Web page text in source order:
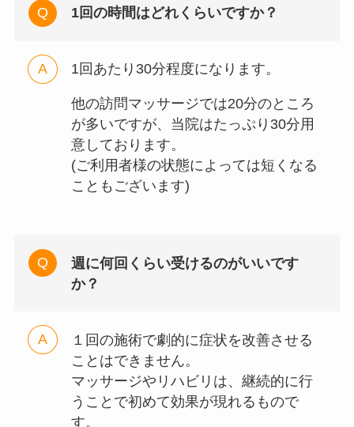
1回の時間はどれくらいですか？
1回あたり30分程度になります。
他の訪問マッサージでは20分のところ
が多いですが、当院はたっぷり30分用
意しております。
(ご利用者様の状態によっては短くなる
こともございます)
週に何回くらい受けるのがいいです
か？
１回の施術で劇的に症状を改善させる
ことはできません。
マッサージやリハビリは、継続的に行
うことで初めて効果が現れるもので
す。